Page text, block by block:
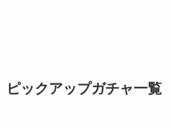
ピックアップガチャ一覧